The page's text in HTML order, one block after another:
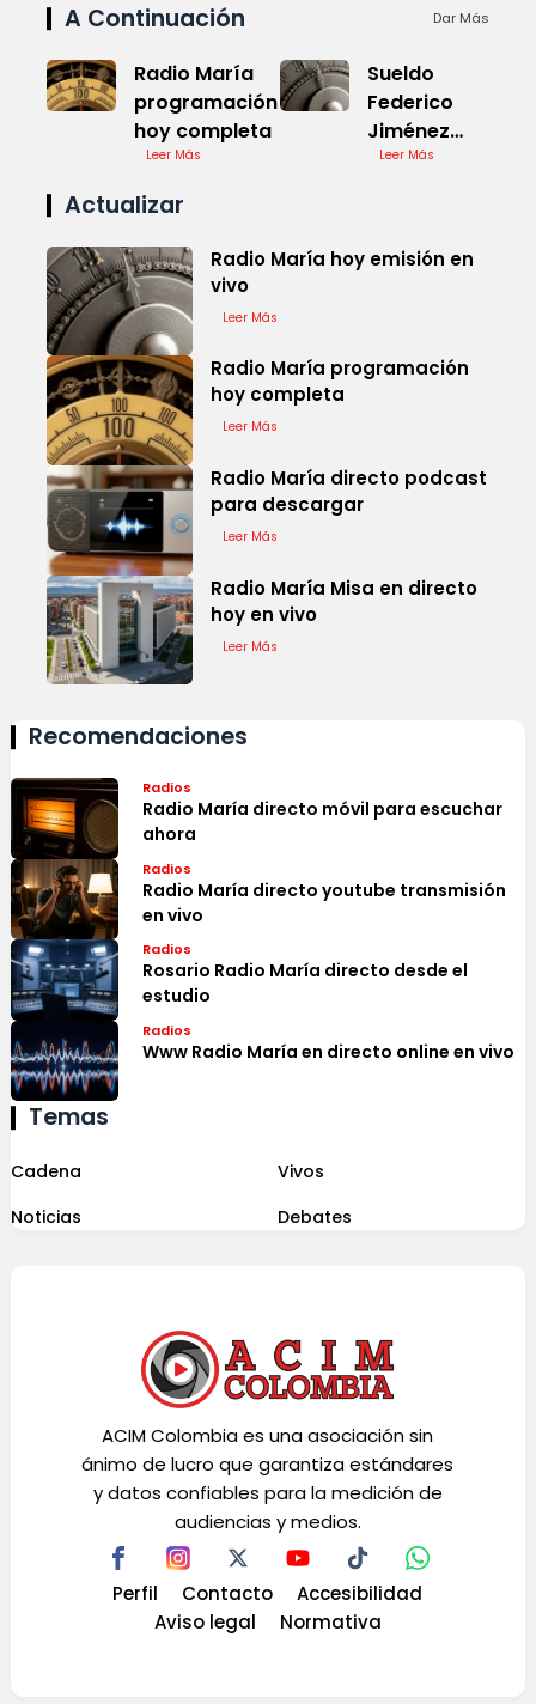
A Continuación Dar Más
Radio María
programación
hoy completa
Leer Más
Sueldo
Federico
Jiménez
Losantos en
Leer Más
Actualizar
Radio María hoy emisión en
vivo
Leer Más
Radio María programación
hoy completa
Leer Más
Radio María directo podcast
para descargar
Leer Más
Radio María Misa en directo
hoy en vivo
Leer Más
Recomendaciones
Radios
Radio María directo móvil para escuchar
ahora
Radios
Radio María directo youtube transmisión
en vivo
Radios
Rosario Radio María directo desde el
estudio
Radios
Www Radio María en directo online en vivo
Temas
Cadena
Vivos
Noticias
Debates
ACIM Colombia es una asociación sin
ánimo de lucro que garantiza estándares
y datos confiables para la medición de
audiencias y medios.
Perfil Contacto
Accesibilidad
Aviso legal
Normativa